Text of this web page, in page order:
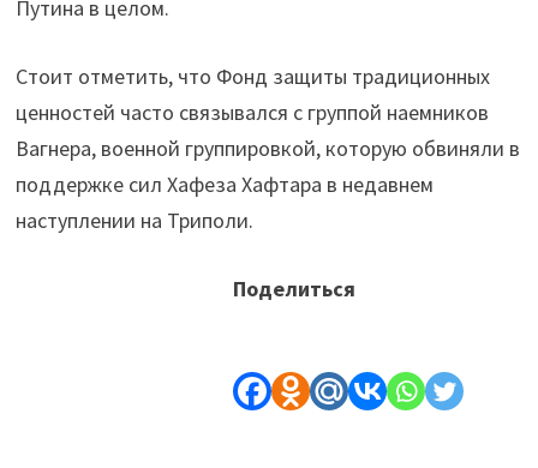
Путина в целом.
Стоит отметить, что Фонд защиты традиционных
ценностей часто связывался с группой наемников
Вагнера, военной группировкой, которую обвиняли в
поддержке сил Хафеза Хафтара в недавнем
наступлении на Триполи.
Поделиться